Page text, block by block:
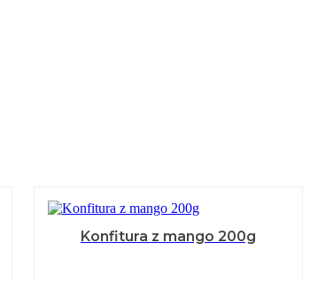
Konfitura z mango 200g